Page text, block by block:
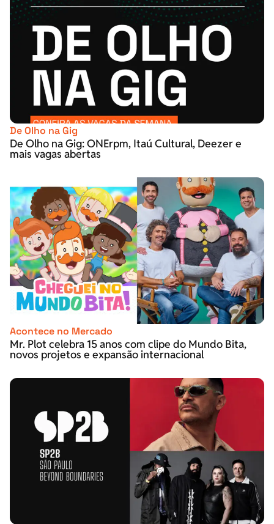
De Olho na Gig
De Olho na Gig: ONErpm, Itaú Cultural, Deezer e
mais vagas abertas
Acontece no Mercado
Mr. Plot celebra 15 anos com clipe do Mundo Bita,
novos projetos e expansão internacional